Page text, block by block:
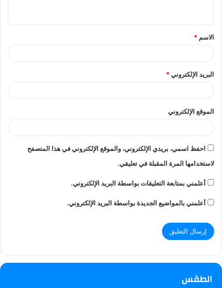
ق
*
الاسم *
البريد الإلكتروني*
الموقع الإلكتروني
احفظ اسمي، بريدي الإلكتروني، والموقع الإلكتروني في هذا المتصفح
لاستخدامها المرة المقبلة في تعليقي.
أعلمني بمتابعة التعليقات بواسطة البريد الإلكتروني.
أعلمني بالمواضيع الجديدة بواسطة البريد الإلكتروني.
الطقس